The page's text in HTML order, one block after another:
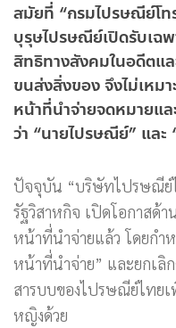
สมัยที่ “กรมไปรษณีย์โท
บุรุษไปรษณีย์เปิดรับเฉ
สิทธิทางสังคมในอดีตแ
ขนส่งสิ่งของ จึงไม่เห
หน้าที่นำจ่ายจดหมายแ
ว่า “นายไปรษณีย์” แล
ปัจจุบัน “บริษัทไปรษณีย์
รัฐวิสาหกิจ เปิดโอกาสด้
หน้าที่นำจ่ายแล้ว โดยกำ
หน้าที่นำจ่าย” และยกเลิ
สารบบของไปรษณีย์ไทย
หญิงด้วย